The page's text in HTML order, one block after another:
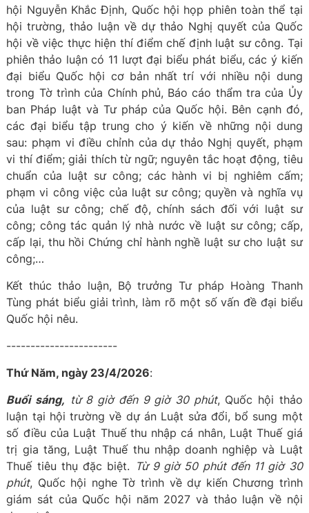
hội Nguyễn Khắc Định, Quốc hội họp phiên toàn thể tại
hội trường, thảo luận về dự thảo Nghị quyết của Quốc
hội về việc thực hiện thí điểm chế định luật sư công. Tại
phiên thảo luận có 11 lượt đại biểu phát biểu, các ý kiến
đại biểu Quốc hội cơ bản nhất trí với nhiều nội dung
trong Tờ trình của Chính phủ, Báo cáo thẩm tra của Ủy
ban Pháp luật và Tư pháp của Quốc hội. Bên cạnh đó,
các đại biểu tập trung cho ý kiến về những nội dung
sau: phạm vi điều chỉnh của dự thảo Nghị quyết, phạm
vi thí điểm; giải thích từ ngữ; nguyên tắc hoạt động, tiêu
chuẩn của luật sư công; các hành vi bị nghiêm cấm;
phạm vi công việc của luật sư công; quyền và nghĩa vụ
của luật sư công; chế độ, chính sách đối với luật sư
công; công tác quản lý nhà nước về luật sư công; cấp,
cấp lại, thu hồi Chứng chỉ hành nghề luật sư cho luật sư
công;…
Kết thúc thảo luận, Bộ trưởng Tư pháp Hoàng Thanh
Tùng phát biểu giải trình, làm rõ một số vấn đề đại biểu
Quốc hội nêu.
-----------------------
Thứ Năm, ngày 23/4/2026:
Buổi sáng, từ 8 giờ đến 9 giờ 30 phút, Quốc hội thảo
luận tại hội trường về dự án Luật sửa đổi, bổ sung một
số điều của Luật Thuế thu nhập cá nhân, Luật Thuế giá
trị gia tăng, Luật Thuế thu nhập doanh nghiệp và Luật
Thuế tiêu thụ đặc biệt. Từ 9 giờ 50 phút đến 11 giờ 30
phút, Quốc hội nghe Tờ trình về dự kiến Chương trình
giám sát của Quốc hội năm 2027 và thảo luận về nội